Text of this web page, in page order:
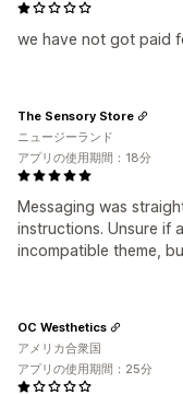
we have not got paid
Messaging was
instructions. Unsure if
incompatible theme,
The Sensory Store
ニュージーランド
アプリの使用期間：18分
OC Westhetics
アメリカ合衆国
アプリの使用期間：25分